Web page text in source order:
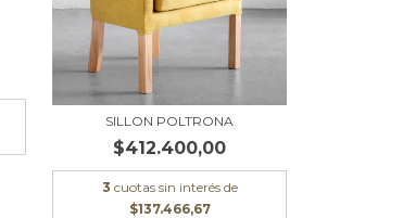
SILLON POLTRONA
$412.400,00
3 cuotas sin interés de
$137.466,67